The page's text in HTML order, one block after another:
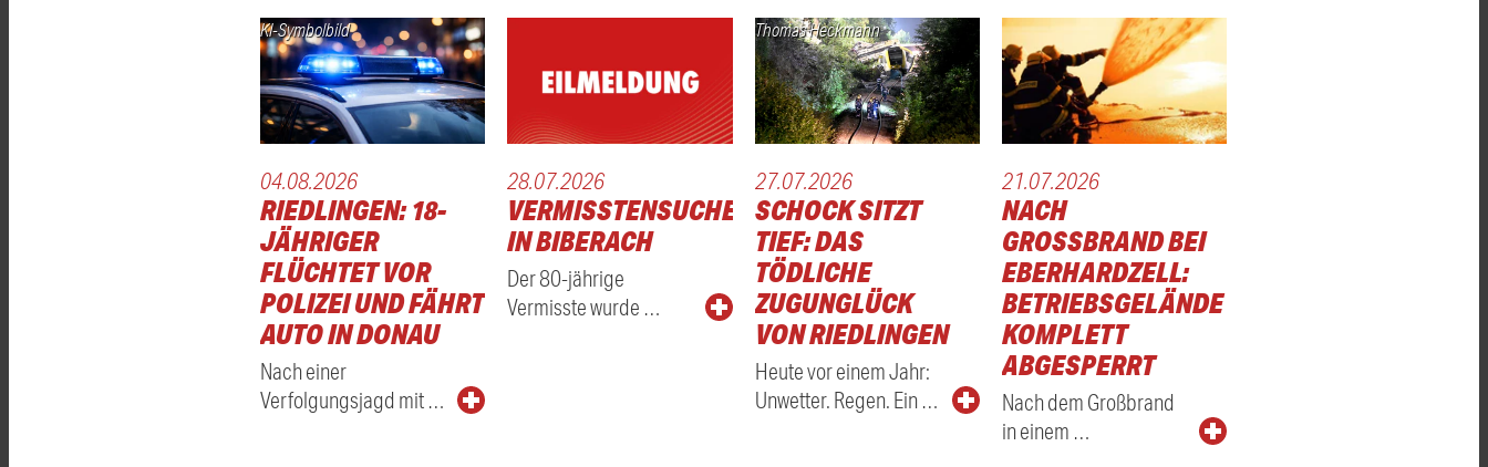
KI-Symbolbild
04.08.2026
RIEDLINGEN: 18-
JÄHRIGER
FLÜCHTET VOR
POLIZEI UND FÄHRT
AUTO IN DONAU
Nach einer
Verfolgungsjagd mit …
28.07.2026
VERMISSTENSUCHE
IN BIBERACH
Der 80-jährige
Vermisste wurde …
Thomas Heckmann
27.07.2026
SCHOCK SITZT
TIEF: DAS
TÖDLICHE
ZUGUNGLÜCK
VON RIEDLINGEN
Heute vor einem Jahr:
Unwetter. Regen. Ein …
21.07.2026
NACH
GROSSBRAND BEI E
BERHARDZELL: B
ETRIEBSGELÄNDE K
OMPLETT A
BGESPERRT
Nach dem Großbrand
in einem …